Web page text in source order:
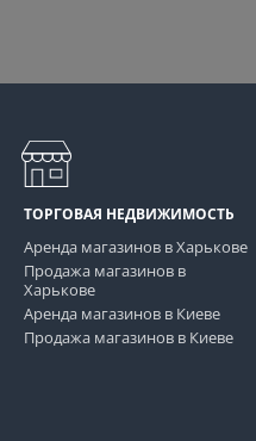
ТОРГОВАЯ НЕДВИЖИМОСТЬ
Аренда магазинов в Харькове
Продажа магазинов в
Харькове
Аренда магазинов в Киеве
Продажа магазинов в Киеве